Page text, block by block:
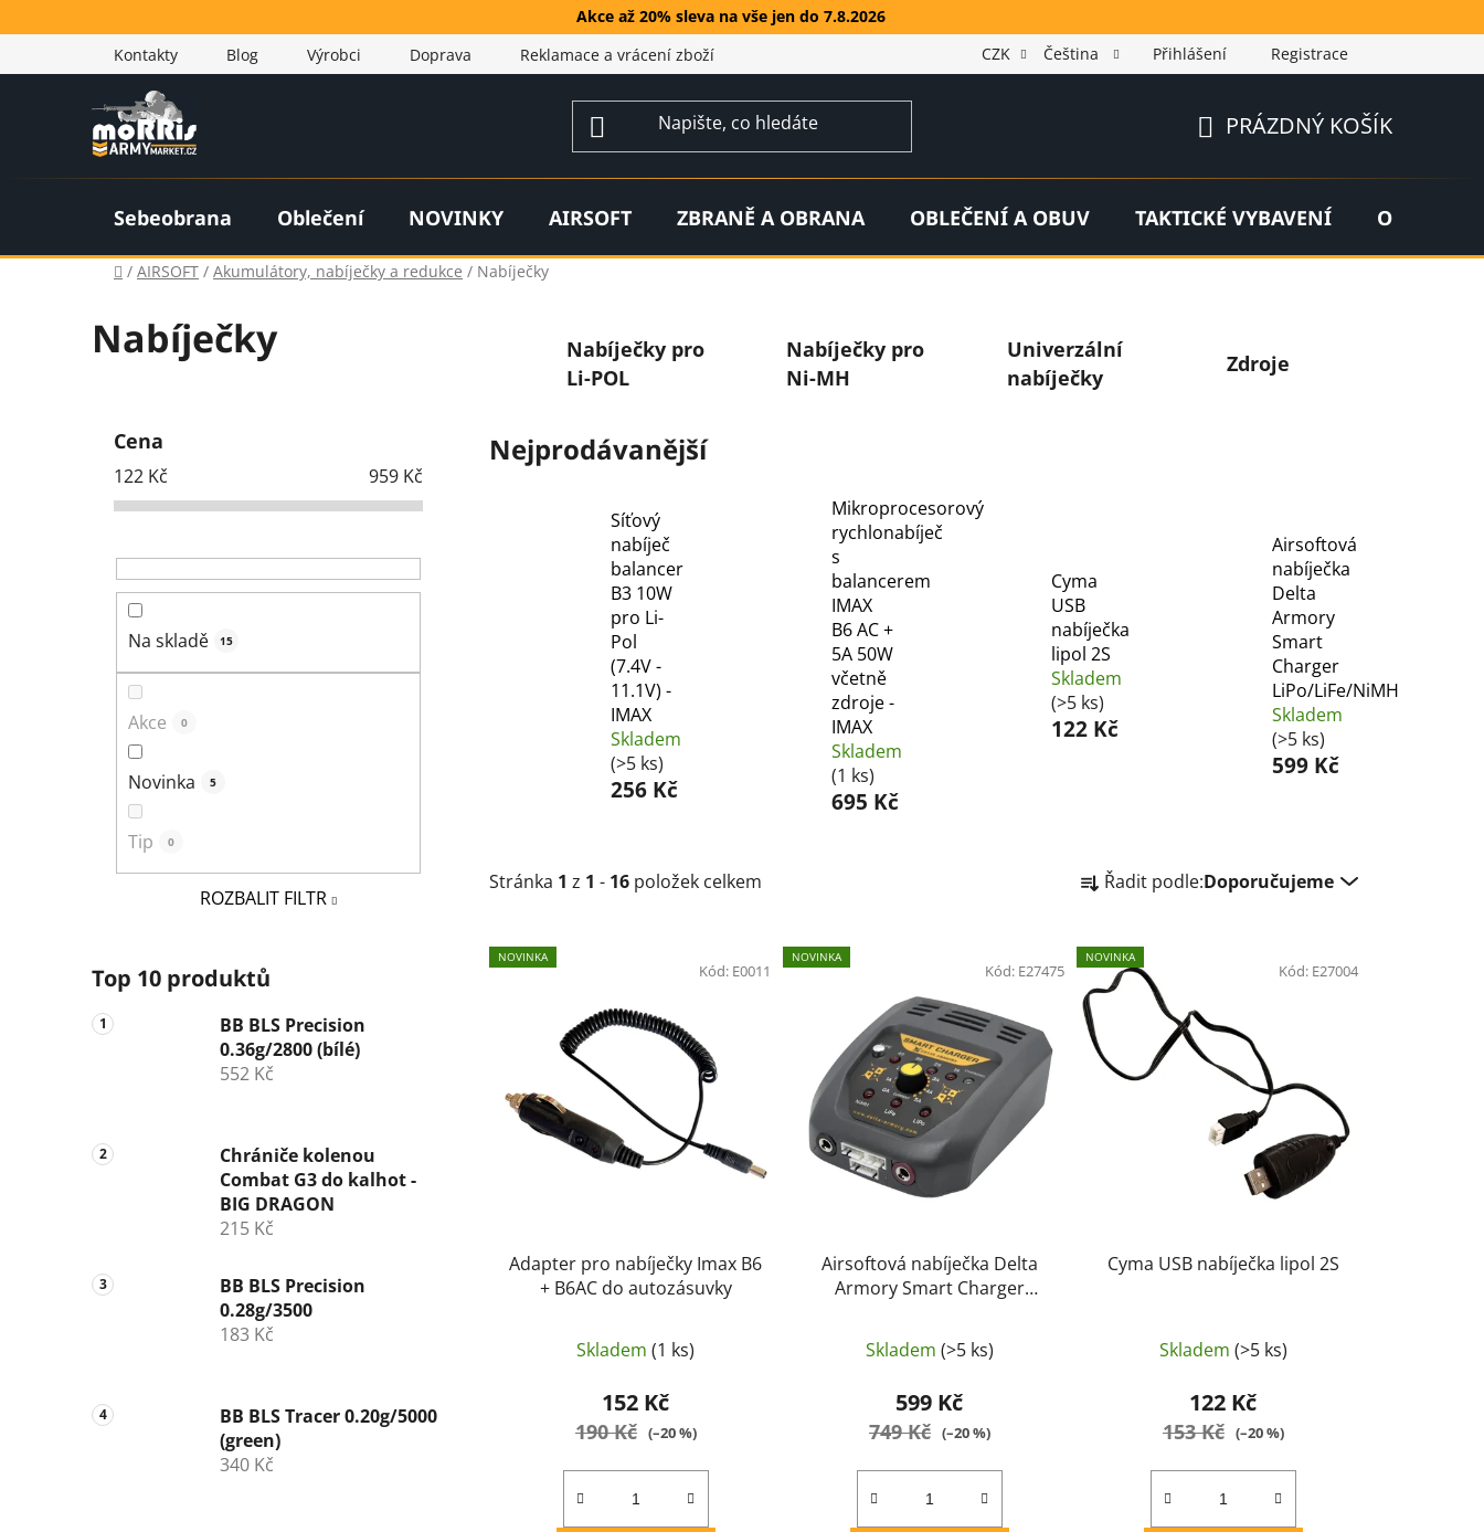
na
Akce až 20% sleva na vše jen do 7.8.2026
Kontakty
Blog Výrobci Doprava Reklamace a vrácení zboží CZK Čeština Přihlášení Registrace
KOŠÍK
PRÁZDNÝ KOŠÍK
Sebeobrana Oblečení NOVINKY AIRSOFT ZBRANĚ A OBRANA OBLEČENÍ A OBUV TAKTICKÉ VYBAVENÍ OUTDOOR
Domů
/ AIRSOFT / Akumulátory, nabíječky a redukce / Nabíječky
Nabíječky
Cena
122 Kč 959 Kč
Na skladě 15
Akce 0
Novinka 5
Tip 0
ROZBALIT FILTR
Top 10 produktů
BB BLS Precision
0.36g/2800 (bílé)
552 Kč
Chrániče kolenou
Combat G3 do kalhot -
BIG DRAGON
215 Kč
BB BLS Precision
0.28g/3500
183 Kč
BB BLS Tracer 0.20g/5000
(green)
340 Kč
Nabíječky pro
Li-POL
Nabíječky pro
Ni-MH
Univerzální
nabíječky
Zdroje
Nejprodávanější
Síťový
nabíječ
balancer
B3 10W
pro Li-
Pol
(7.4V -
11.1V) -
IMAX
Skladem
(>5 ks)
256 Kč
Mikroprocesorový
rychlonabíječ
s
balancerem
IMAX
B6 AC +
5A 50W
včetně
zdroje -
IMAX
Skladem
(1 ks)
695 Kč
Cyma
USB
nabíječka
lipol 2S
Skladem
(>5 ks)
122 Kč
Airsoftová
nabíječka
Delta
Armory
Smart
Charger
LiPo/LiFe/NiMH
Skladem
(>5 ks)
599 Kč
Stránka 1 z 1 - 16 položek celkem a
e
n
í
p
Řadit podle:Doporučujeme
V
ý
NOVINKA
Adapter pro nabíječky Imax B6
+ B6AC do autozásuvky
Skladem(1 ks)
152 Kč
190 Kč (–20 %)
Kód: E0011
NOVINKA
Airsoftová nabíječka Delta
Armory Smart Charger
Skladem (>5 ks)
599 Kč
749 Kč (–20 %)
Kód: E27475
NOVINKA
Cyma USB nabíječka lipol 2S
Skladem (>5 ks)
122 Kč
153 Kč (–20 %)
Kód: E27004